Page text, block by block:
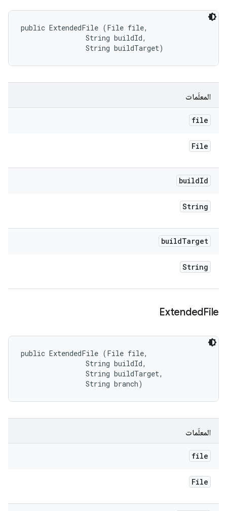
public ExtendedFile (File file,
                String buildId,
                String buildTarget)
المعلَمات
file
File
buildId
String
buildTarget
String
ExtendedFile
public ExtendedFile (File file,
                String buildId,
                String buildTarget,
                String branch)
المعلَمات
file
File